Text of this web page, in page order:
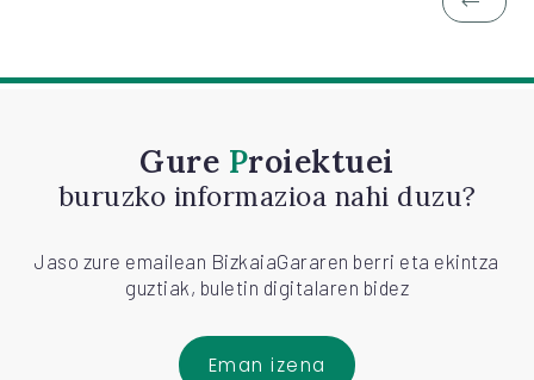
Gure Proiektuei
buruzko informazioa nahi duzu?
Jaso zure emailean BizkaiaGararen berri eta ekintza
guztiak, buletin digitalaren bidez
Eman izena